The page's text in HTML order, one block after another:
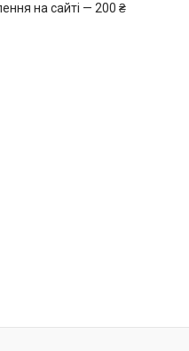
на сайті — 200 ₴